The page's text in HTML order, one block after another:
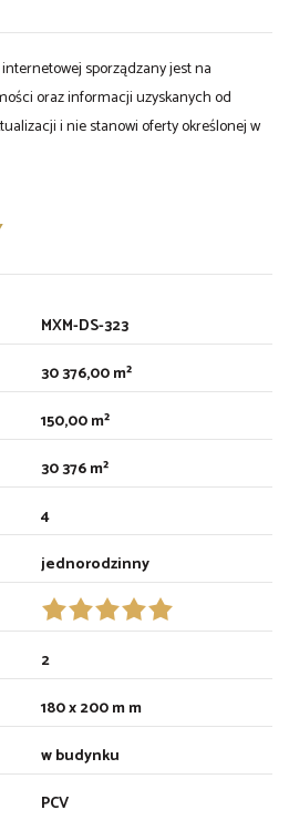
sporządzany jest na
oraz informacji uzyskanych od
i nie stanowi oferty określonej w
MXM-DS-323
30 376,00 m²
150,00 m²
30 376 m²
4
jednorodzinny
2
180 x 200 m m
w budynku
PCV